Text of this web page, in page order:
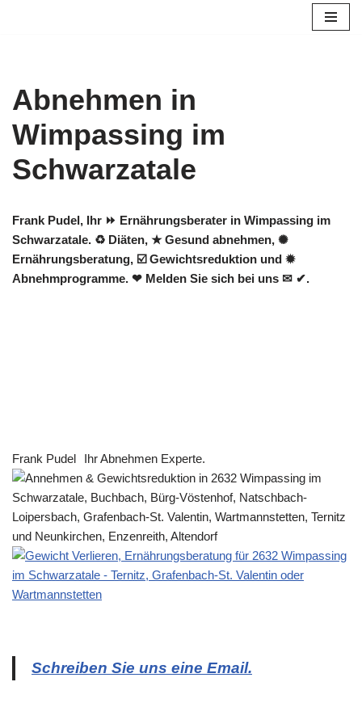
Abnehmen in
Wimpassing im
Schwarzatale
Frank Pudel, Ihr ⏩ Ernährungsberater in Wimpassing im
Schwarzatale. ♻ Diäten, ★ Gesund abnehmen, ✺
Ernährungsberatung, ☑️ Gewichtsreduktion und ✹
Abnehmprogramme. ❤ Melden Sie sich bei uns ✉ ✔.
Frank Pudel Ihr Abnehmen Experte.
Schreiben Sie uns eine Email.